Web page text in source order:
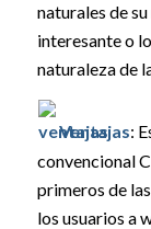
naturales de
interesante o
naturaleza de
Ventajas:
convencional
primeros de
los usuarios a